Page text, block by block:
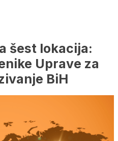
šest lokacija:
Uprave za
BiH